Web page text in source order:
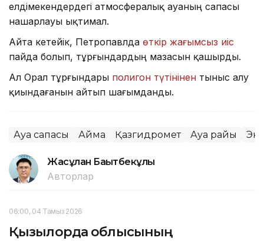
елдімекендердегі атмосфералық ауаның сапасы
нашарлауы ықтимал.
Айта кетейік, Петропавлда өткір жағымсыз иіс
пайда болып, тұрғындардың мазасын қашырды.
Ал Орал тұрғындары полигон түтінінен тыныс алу
қиындағанын айтып шағымданды.
Ауа сапасы Аймақ Қазгидромет Ауа райы
Жасұлан Бақытбекұлы
Авторлар
06:00, 04 Тамыз 2026
Қызылорда облысының